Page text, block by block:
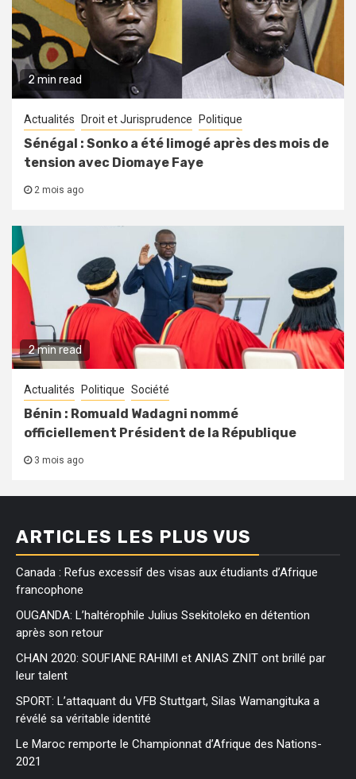
2 min read
Actualités Droit et Jurisprudence Politique
Sénégal : Sonko a été limogé après des mois de
tension avec Diomaye Faye
2 mois ago
2 min read
Actualités Politique Société
Bénin : Romuald Wadagni nommé
officiellement Président de la République
3 mois ago
ARTICLES LES PLUS VUS
Canada : Refus excessif des visas aux étudiants d’Afrique
francophone
OUGANDA: L’haltérophile Julius Ssekitoleko en détention
après son retour
CHAN 2020: SOUFIANE RAHIMI et ANIAS ZNIT ont brillé par
leur talent
SPORT: L’attaquant du VFB Stuttgart, Silas Wamangituka a
révélé sa véritable identité
Le Maroc remporte le Championnat d’Afrique des Nations-
2021